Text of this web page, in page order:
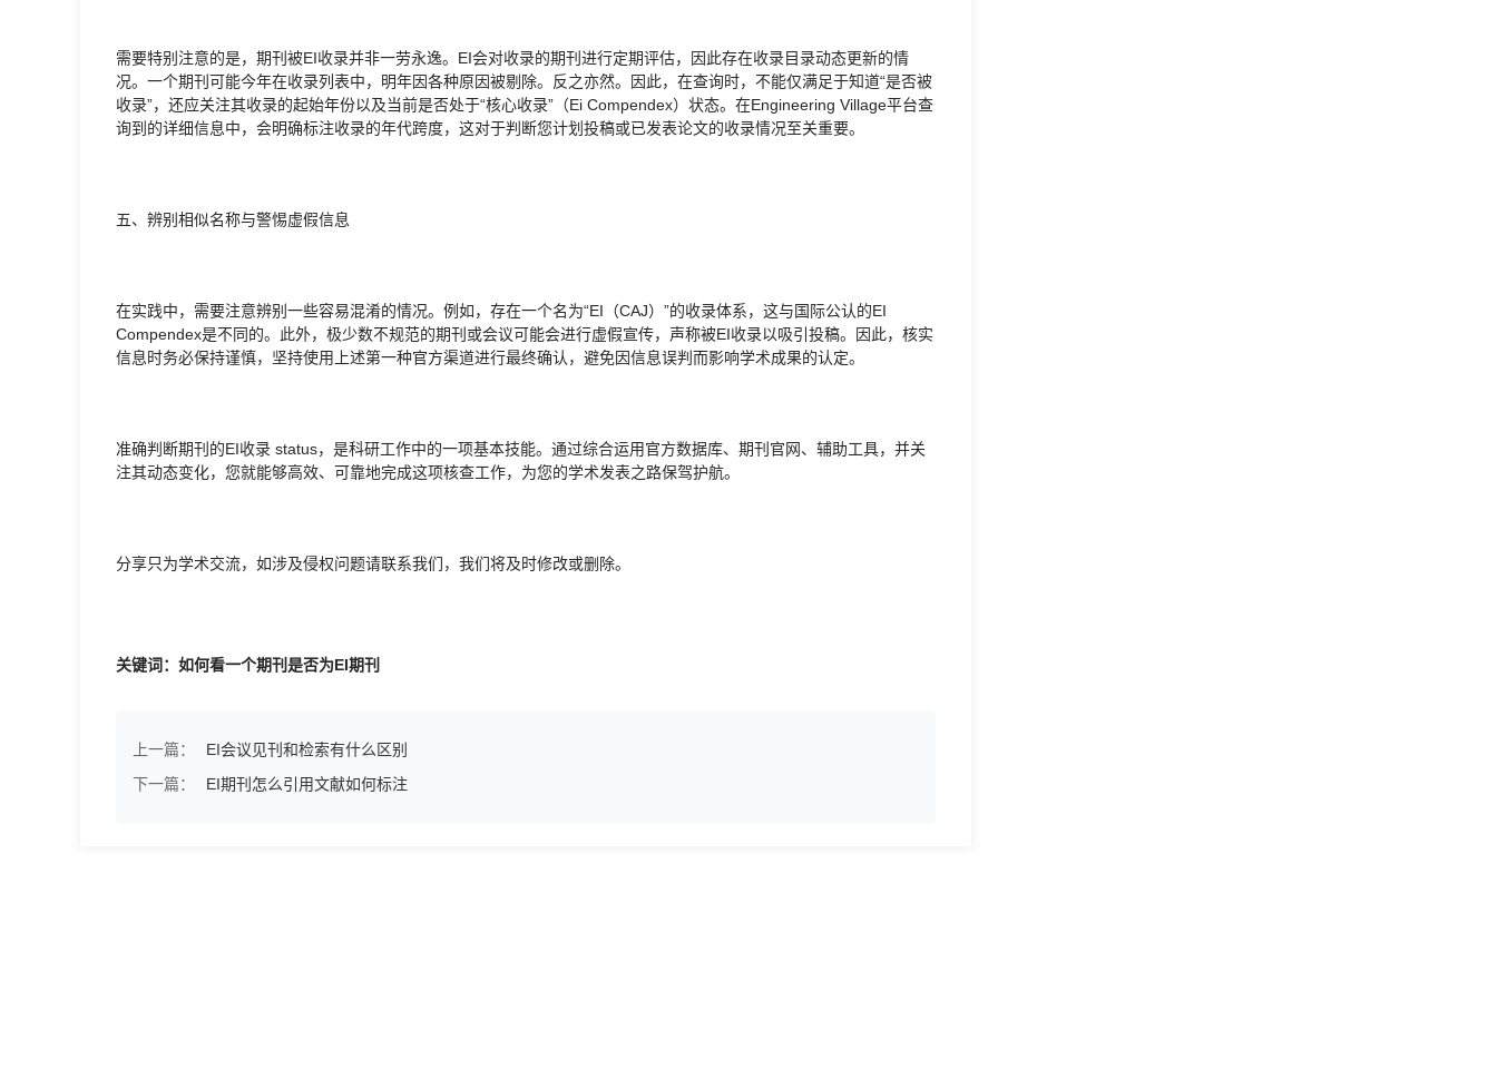
需要特别注意的是，期刊被EI收录并非一劳永逸。EI会对收录的期刊进行定期评估，因此存在收录目录动态更新的情
况。一个期刊可能今年在收录列表中，明年因各种原因被剔除。反之亦然。因此，在查询时，不能仅满足于知道“是否被
收录”，还应关注其收录的起始年份以及当前是否处于“核心收录”（Ei Compendex）状态。在Engineering Village平台查
询到的详细信息中，会明确标注收录的年代跨度，这对于判断您计划投稿或已发表论文的收录情况至关重要。
五、辨别相似名称与警惕虚假信息
在实践中，需要注意辨别一些容易混淆的情况。例如，存在一个名为“EI（CAJ）”的收录体系，这与国际公认的EI
Compendex是不同的。此外，极少数不规范的期刊或会议可能会进行虚假宣传，声称被EI收录以吸引投稿。因此，核实
信息时务必保持谨慎，坚持使用上述第一种官方渠道进行最终确认，避免因信息误判而影响学术成果的认定。
准确判断期刊的EI收录 status，是科研工作中的一项基本技能。通过综合运用官方数据库、期刊官网、辅助工具，并关
注其动态变化，您就能够高效、可靠地完成这项核查工作，为您的学术发表之路保驾护航。
分享只为学术交流，如涉及侵权问题请联系我们，我们将及时修改或删除。
关键词：如何看一个期刊是否为EI期刊
上一篇：
EI会议见刊和检索有什么区别
下一篇：
EI期刊怎么引用文献如何标注